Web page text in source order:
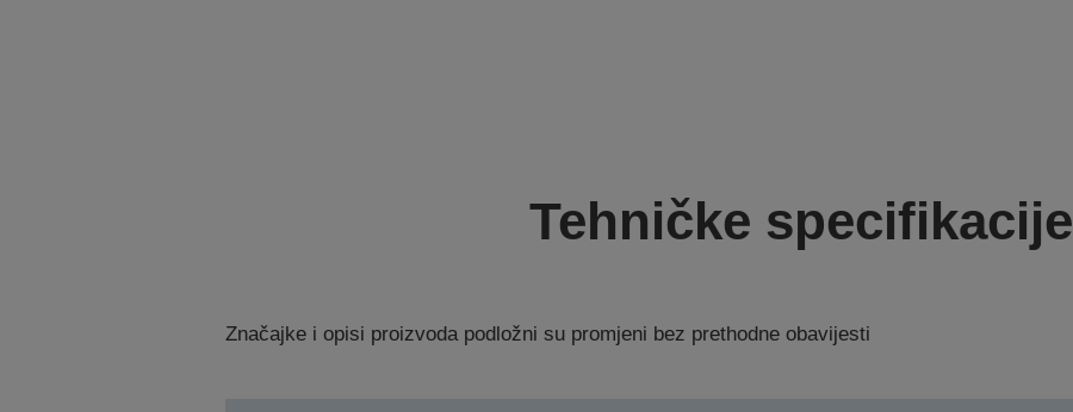
Tehničke specifikacije
Značajke i opisi proizvoda podložni su promjeni bez prethodne obavijesti